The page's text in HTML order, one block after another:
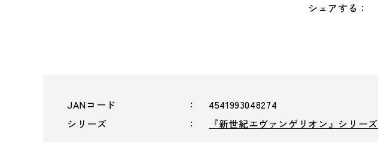
シェアする：
JANコード
4541993048274
シリーズ
『新世紀エヴァンゲリオン』シリーズ